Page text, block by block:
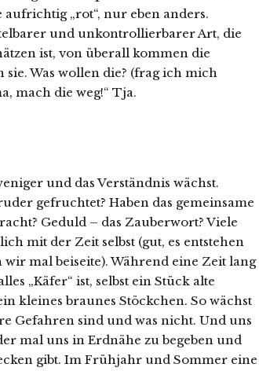
aufrichtig „rot“, nur eben anders.
und unkontrollierbarer Art, die
ist, von überall kommen die
Was wollen die? (frag ich mich
mach die weg!“ Tja.
und das Verständnis wächst.
gefruchtet? Haben das gemeinsame
Geduld – das Zauberwort? Viele
mit der Zeit selbst (gut, es entstehen
wir mal beiseite). Während eine Zeit lang
„Käfer“ ist, selbst ein Stück alte
kleines braunes Stöckchen. So wächst
Gefahren sind und was nicht. Und uns
mal uns in Erdnähe zu begeben und
gibt. Im Frühjahr und Sommer eine